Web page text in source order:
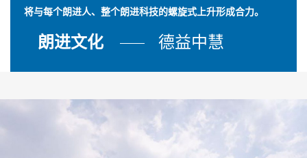
将与每个朗进人、整个朗进科技的螺旋式上升形成合力。
朗进文化 德益中慧